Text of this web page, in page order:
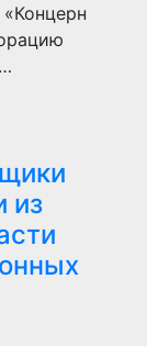
из